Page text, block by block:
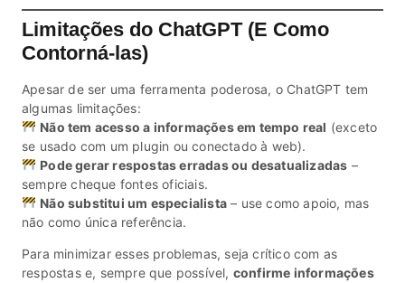
Limitações do ChatGPT (E Como
Contorná-las)
Apesar de ser uma ferramenta poderosa, o ChatGPT tem
algumas limitações:
Não tem acesso a informações em tempo real (exceto
se usado com um plugin ou conectado à web).
Pode gerar respostas erradas ou desatualizadas –
sempre cheque fontes oficiais.
Não substitui um especialista– use como apoio, mas
não como única referência.
Para minimizar esses problemas, seja crítico com as
respostas e, sempre que possível, confirme informações